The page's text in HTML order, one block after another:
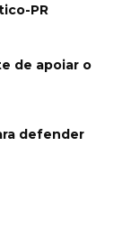
PR
de apoiar o
defender